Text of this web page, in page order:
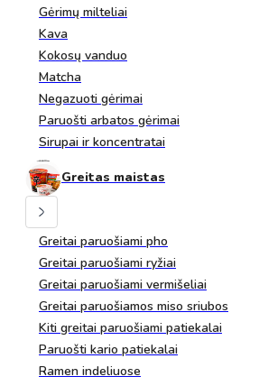
Gėrimų milteliai
Kava
Kokosų vanduo
Matcha
Negazuoti gėrimai
Paruošti arbatos gėrimai
Sirupai ir koncentratai
Greitas maistas
Greitai paruošiami pho
Greitai paruošiami ryžiai
Greitai paruošiami vermišeliai
Greitai paruošiamos miso sriubos
Kiti greitai paruošiami patiekalai
Paruošti kario patiekalai
Ramen indeliuose